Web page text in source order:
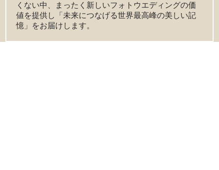
くない中、まったく新しいフォトウエディングの価
値を提供し「未来につなげる世界最高峰の美しい記
憶」をお届けします。